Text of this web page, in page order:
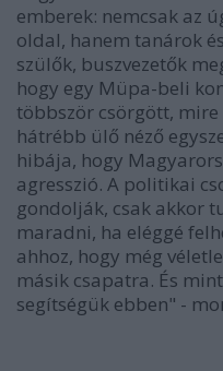
emberek: nemcsak az
oldal, hanem tanárok
szülők, buszvezetők
hogy egy Müpa-beli
többször csörgött,
hátrébb ülő néző
hibája, hogy
agresszió. A politikai
gondolják, csak akkor
maradni, ha eléggé
ahhoz, hogy még
másik csapatra. És
segítségük ebben" -